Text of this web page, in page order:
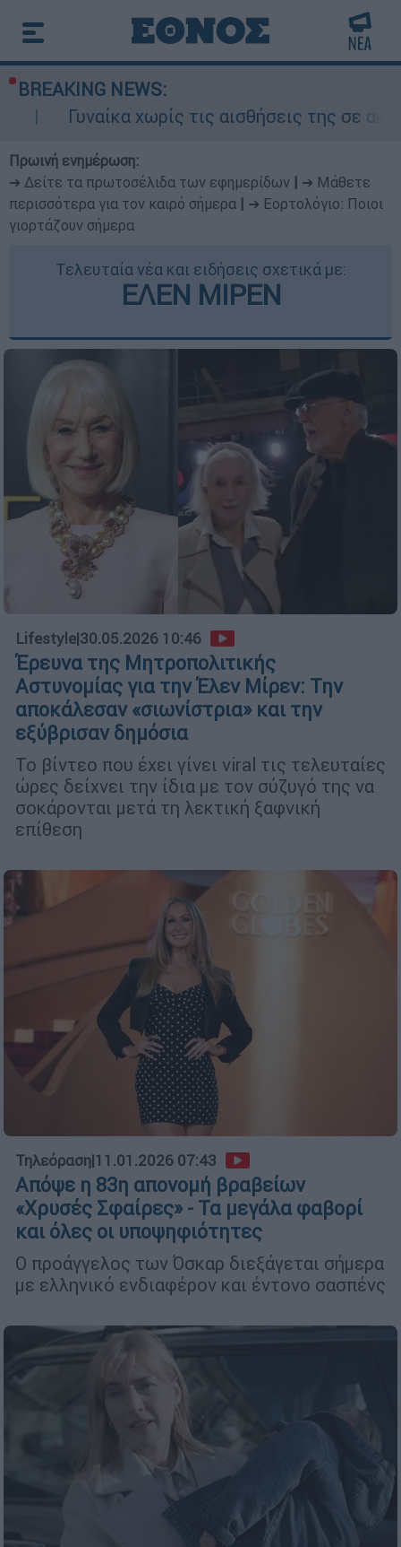
BREAKING NEWS:
χωρίς τις αισθήσεις της σε ακάλυπτο
Πρωινή ενημέρωση:
➔ Δείτε τα πρωτοσέλιδα των εφημερίδων
➔ Μάθετε
περισσότερα για τον καιρό σήμερα
➔ Εορτολόγιο: Ποιοι
γιορτάζουν σήμερα
Τελευταία νέα και ειδήσεις σχετικά με:
ΕΛΕΝ ΜΙΡΕΝ
Lifestyle|30.05.2026 10:46
Έρευνα της Μητροπολιτικής
Αστυνομίας για την Έλεν Μίρεν: Την
αποκάλεσαν «σιωνίστρια» και την
εξύβρισαν δημόσια
Το βίντεο που έχει γίνει viral τις τελευταίες
ώρες δείχνει την ίδια με τον σύζυγό της να
σοκάρονται μετά τη λεκτική ξαφνική
επίθεση
Τηλεόραση|11.01.2026 07:43
Απόψε η 83η απονομή βραβείων
«Χρυσές Σφαίρες» - Τα μεγάλα φαβορί
και όλες οι υποψηφιότητες
Ο προάγγελος των Όσκαρ διεξάγεται σήμερα
με ελληνικό ενδιαφέρον και έντονο σασπένς